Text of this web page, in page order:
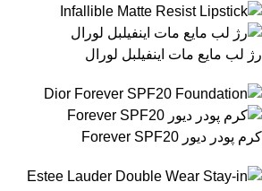
رژ لب مایع مات اینفیلبل لورال
کرم پودر دیور Forever SPF20